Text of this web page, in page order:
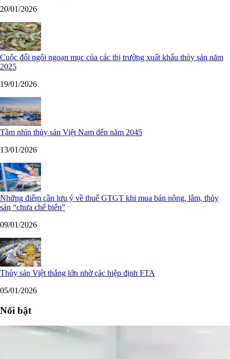
20/01/2026
Cuộc đổi ngôi ngoạn mục của các thị trường xuất khẩu thủy sản năm
2025
19/01/2026
Tầm nhìn thủy sản Việt Nam đến năm 2045
13/01/2026
Những điểm cần lưu ý về thuế GTGT khi mua bán nông, lâm, thủy
sản “chưa chế biến”
09/01/2026
Thủy sản Việt thắng lớn nhờ các hiệp định FTA
05/01/2026
Nổi bật